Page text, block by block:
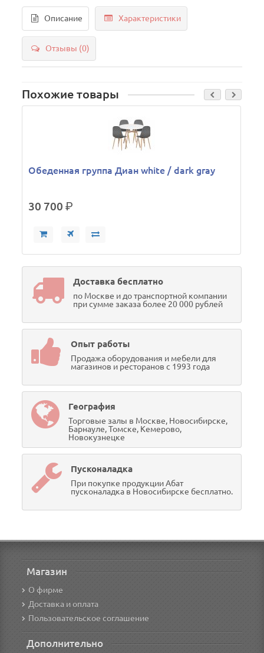
Описание Характеристики
Отзывы (0)
Похожие товары
Обеденная группа Диан white / dark gray
30 700р.
Доставка бесплатно
по Москве и до транспортной компании
при сумме заказа более 20 000 рублей
Опыт работы
Продажа оборудования и мебели для
магазинов и ресторанов с 1993 года
География
Торговые залы в Москве, Новосибирске,
Барнауле, Томске, Кемерово,
Новокузнецке
Пусконаладка
При покупке продукции Абат
пусконаладка в Новосибирске бесплатно.
Магазин
О фирме
Доставка и оплата
Пользовательское соглашение
Дополнительно